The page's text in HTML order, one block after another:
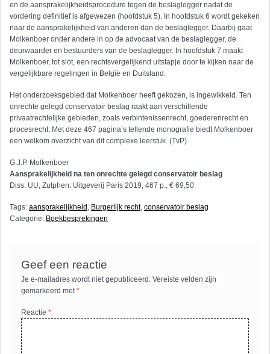
en de aansprakelijkheidsprocedure tegen de beslaglegger nadat de
vordering definitief is afgewezen (hoofdstuk 5). In hoofdstuk 6 wordt gekeken
naar de aansprakelijkheid van anderen dan de beslaglegger. Daarbij gaat
Molkenboer onder andere in op de advocaat van de beslaglegger, de
deurwaarder en bestuurders van de beslaglegger. In hoofdstuk 7 maakt
Molkenboer, tot slot, een rechtsvergelijkend uitstapje door te kijken naar de
vergelijkbare regelingen in België en Duitsland.
Het onderzoeksgebied dat Molkenboer heeft gekozen, is ingewikkeld. Ten
onrechte gelegd conservatoir beslag raakt aan verschillende
privaatrechtelijke gebieden, zoals verbintenissenrecht, goederenrecht en
procesrecht. Met deze 467 pagina’s tellende monografie biedt Molkenboer
een welkom overzicht van dit complexe leerstuk. (TvP)
G.J.P. Molkenboer
Aansprakelijkheid na ten onrechte gelegd conservatoir beslag
Diss. UU, Zutphen: Uitgeverij Paris 2019, 467 p., € 69,50
Tags: aansprakelijkheid , Burgerlijk recht, conservatoir beslag
Categorie: Boekbesprekingen
Geef een reactie
Je e-mailadres wordt niet gepubliceerd. Vereiste velden zijn
gemarkeerd met*
Reactie*